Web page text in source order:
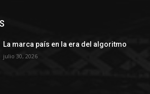
La marca país en la era del algoritmo
julio 30, 2026